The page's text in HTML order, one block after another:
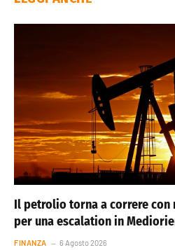
Il petrolio torna a correre con
per una escalation in
FINANZA 6 Agosto 2026